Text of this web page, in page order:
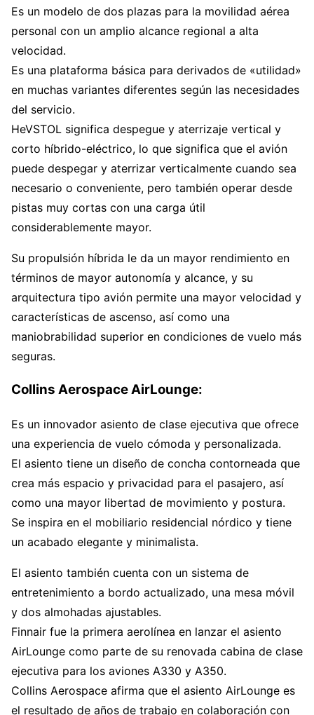
Es un modelo de dos plazas para la movilidad aérea
personal con un amplio alcance regional a alta
velocidad.
Es una plataforma básica para derivados de «utilidad»
en muchas variantes diferentes según las necesidades
del servicio.
HeVSTOL significa despegue y aterrizaje vertical y
corto híbrido-eléctrico, lo que significa que el avión
puede despegar y aterrizar verticalmente cuando sea
necesario o conveniente, pero también operar desde
pistas muy cortas con una carga útil
considerablemente mayor.
Su propulsión híbrida le da un mayor rendimiento en
términos de mayor autonomía y alcance, y su
arquitectura tipo avión permite una mayor velocidad y
características de ascenso, así como una
maniobrabilidad superior en condiciones de vuelo más
seguras.
Collins Aerospace AirLounge:
Es un innovador asiento de clase ejecutiva que ofrece
una experiencia de vuelo cómoda y personalizada.
El asiento tiene un diseño de concha contorneada que
crea más espacio y privacidad para el pasajero, así
como una mayor libertad de movimiento y postura.
Se inspira en el mobiliario residencial nórdico y tiene
un acabado elegante y minimalista.
El asiento también cuenta con un sistema de
entretenimiento a bordo actualizado, una mesa móvil
y dos almohadas ajustables.
Finnair fue la primera aerolínea en lanzar el asiento
AirLounge como parte de su renovada cabina de clase
ejecutiva para los aviones A330 y A350.
Collins Aerospace afirma que el asiento AirLounge es
el resultado de años de trabajo en colaboración con